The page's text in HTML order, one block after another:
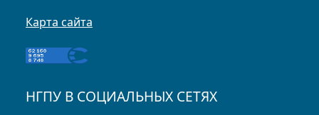
Карта сайта
НГПУ В СОЦИАЛЬНЫХ СЕТЯХ